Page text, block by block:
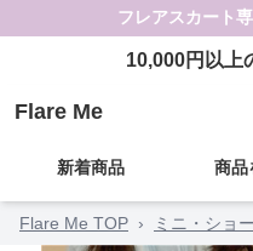
フレアスカート
10,000円以上
Flare Me
新着商品 商品
Flare Me TOP › ミニ・ショ